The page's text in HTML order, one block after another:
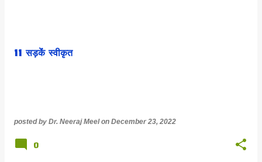
11 सड़केंं स्वीकृत
posted by Dr. Neeraj Meel on December 23, 2022
0